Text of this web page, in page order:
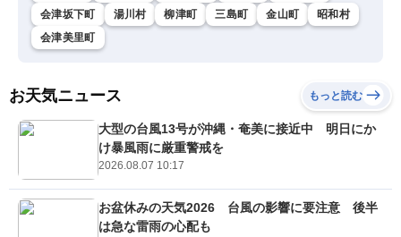
会津坂下町
湯川村 柳津町 三島町 金山町
昭和村
会津美里町
お天気ニュース もっと読む
大型の台風13号が沖縄・奄美に接近中 明日にか
け暴風雨に厳重警戒を
2026.08.07 10:17
お盆休みの天気2026 台風の影響に要注意 後半
は急な雷雨の心配も